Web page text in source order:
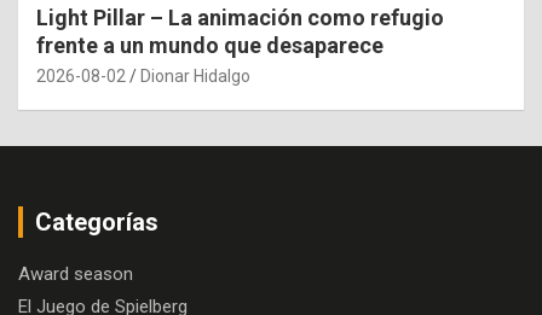
Light Pillar – La animación como refugio
frente a un mundo que desaparece
2026-08-02 Dionar Hidalgo
Categorías
Award season
El Juego de Spielberg